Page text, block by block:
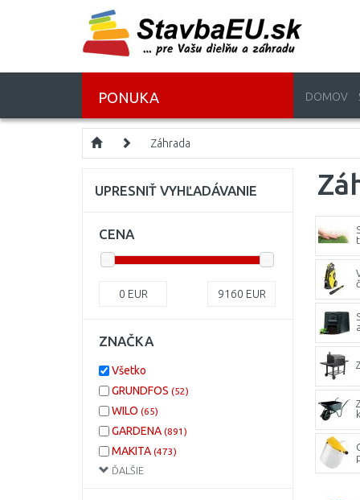
PONUKA DOMOV
Záhrada
UPRESNIŤ VYHĽADÁVANIE
CENA
0 EUR 9160 EUR
ZNAČKA
ĎALŠIE
Všetko
GRUNDFOS (52)
WILO (65)
GARDENA (891)
MAKITA (473)
FISKARS